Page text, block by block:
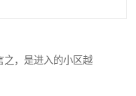
之，是进入的小区越